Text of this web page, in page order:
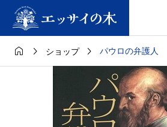
  ショップ  パウロの弁護人